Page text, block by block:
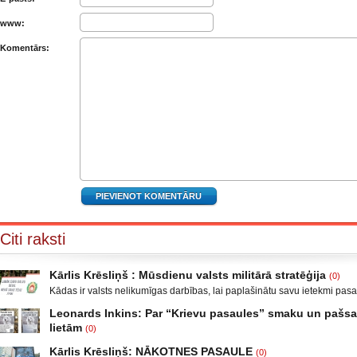
www:
Komentārs:
Citi raksti
Kārlis Krēsliņš : Mūsdienu valsts militārā stratēģija (0)
Kādas ir valsts nelikumīgas darbības, lai paplašinātu savu ietekmi
Krievijas un ar to aizstāvēšanu pamatots iebrukums Gruzijā. Ukrainā
un izveidot militāro konfliktu Doņeckas un Luganskas novados. Vai tas
neatgādina to, kā attīstījās notikumi pirms II pasaules kara? Nākamais
Leonards Inkins: Par “Krievu pasaules” smaku un
lietām (0)
Leonards Inkins: Biedrības “Latvietis” biedrs, grāmatu autors:
Kārlis Krēsliņš: NĀKOTNES PASAULE (0)